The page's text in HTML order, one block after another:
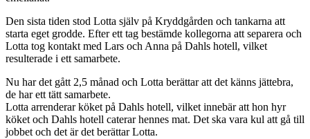
Den sista tiden stod Lotta själv på Kryddgården och tankarna att
starta eget grodde. Efter ett tag bestämde kollegorna att separera och
Lotta tog kontakt med Lars och Anna på Dahls hotell, vilket
resulterade i ett samarbete.
Nu har det gått 2,5 månad och Lotta berättar att det känns jättebra,
de har ett tätt samarbete.
Lotta arrenderar köket på Dahls hotell, vilket innebär att hon hyr
köket och Dahls hotell caterar hennes mat. Det ska vara kul att gå till
jobbet och det är det berättar Lotta.